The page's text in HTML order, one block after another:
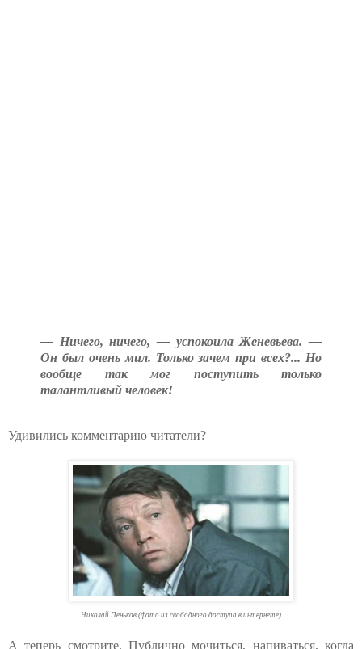
— Ничего, ничего, — успокоила Женевьева. —
Он был очень мил. Только зачем при всех?... Но
вообще так мог поступить только
талантливый человек!
Удивились комментарию читатели?
Николай Пеньков (фото из свободного доступа в интернете)
А теперь смотрите. Публично мочиться, напиваться, когда